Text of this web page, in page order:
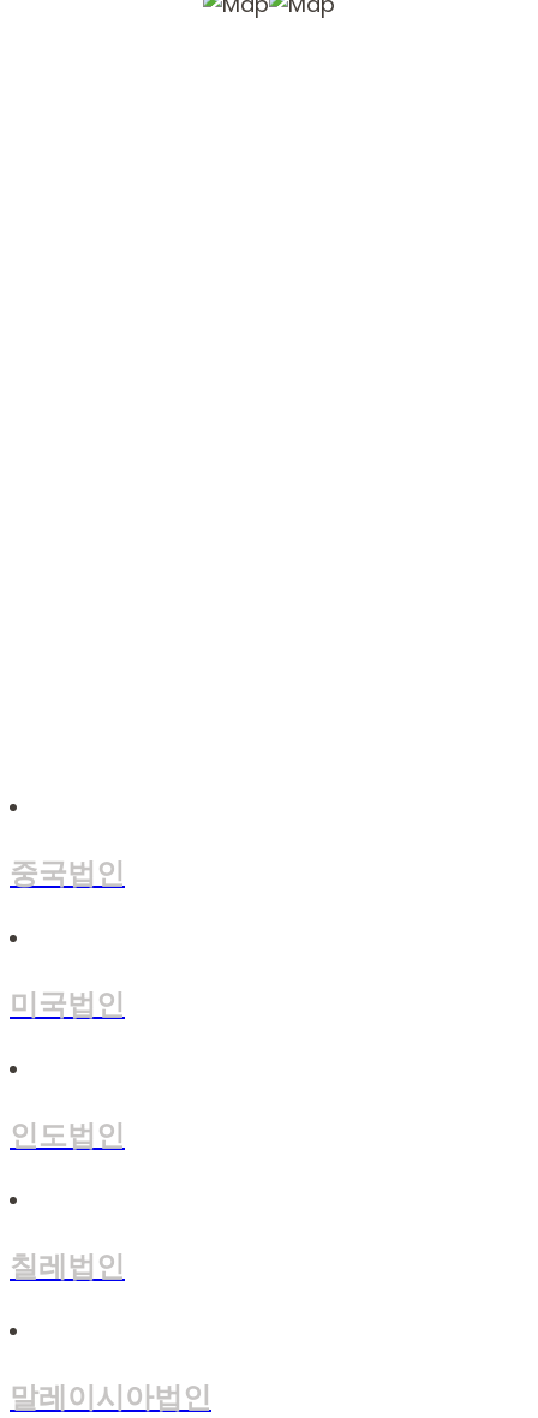
중국법인
미국법인
인도법인
칠레법인
말레이시아법인